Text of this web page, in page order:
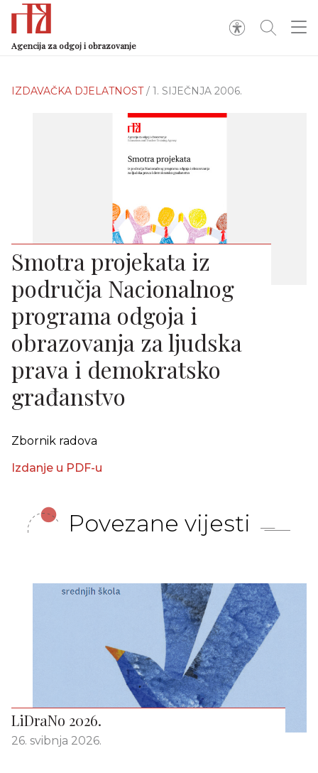
Agencija za odgoj i obrazovanje
IZDAVAČKA DJELATNOST/ 1. SIJEČNJA 2006.
Smotra projekata iz
područja Nacionalnog
programa odgoja i
obrazovanja za ljudska
prava i demokratsko
građanstvo
Zbornik radova
Izdanje u PDF-u
Povezane vijesti
LiDraNo 2026.
26. svibnja 2026.